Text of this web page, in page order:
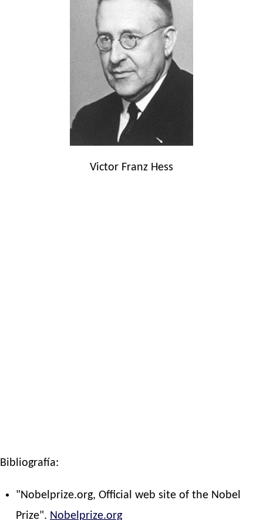
Victor Franz Hess
Bibliografía:
"Nobelprize.org, Official web site of the Nobel
Prize". Nobelprize.org